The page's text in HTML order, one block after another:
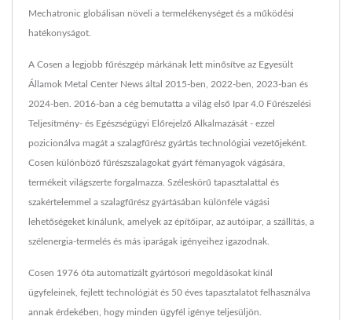
Mechatronic globálisan növeli a termelékenységet és a működési
hatékonyságot.
A Cosen a legjobb fűrészgép márkának lett minősítve az Egyesült
Államok Metal Center News által 2015-ben, 2022-ben, 2023-ban és
2024-ben. 2016-ban a cég bemutatta a világ első Ipar 4.0 Fűrészelési
Teljesítmény- és Egészségügyi Előrejelző Alkalmazását - ezzel
pozicionálva magát a szalagfűrész gyártás technológiai vezetőjeként.
Cosen különböző fűrészszalagokat gyárt fémanyagok vágására,
termékeit világszerte forgalmazza. Széleskörű tapasztalattal és
szakértelemmel a szalagfűrész gyártásában különféle vágási
lehetőségeket kínálunk, amelyek az építőipar, az autóipar, a szállítás, a
szélenergia-termelés és más iparágak igényeihez igazodnak.
Cosen 1976 óta automatizált gyártósori megoldásokat kínál
ügyfeleinek, fejlett technológiát és 50 éves tapasztalatot felhasználva
annak érdekében, hogy minden ügyfél igénye teljesüljön.